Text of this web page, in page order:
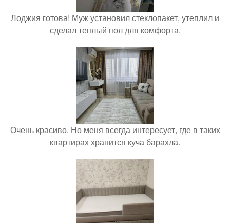
Лоджия готова! Муж установил стеклопакет, утеплил и
сделал теплый пол для комфорта.
Очень красиво. Но меня всегда интересует, где в таких
квартирах хранится куча барахла.